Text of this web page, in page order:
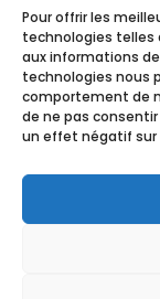
Pour offrir les
technologies telles
aux informations
technologies nous
comportement de
de ne pas
un effet négatif